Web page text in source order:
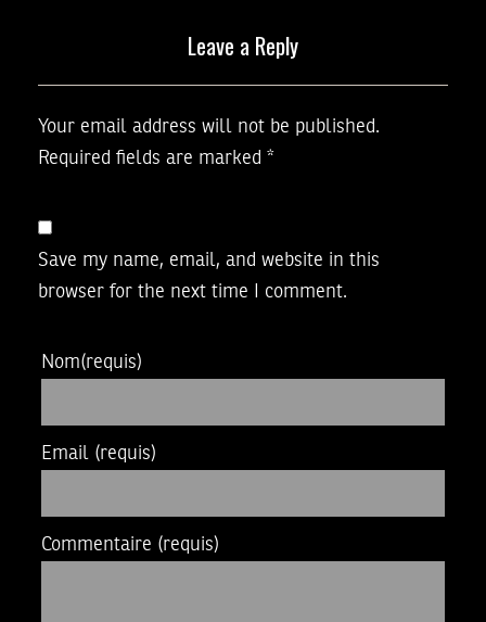
Leave a Reply
Your email address will not be published.
Required fields are marked *
Save my name, email, and website in this
browser for the next time I comment.
Nom(requis)
Email (requis)
Commentaire (requis)